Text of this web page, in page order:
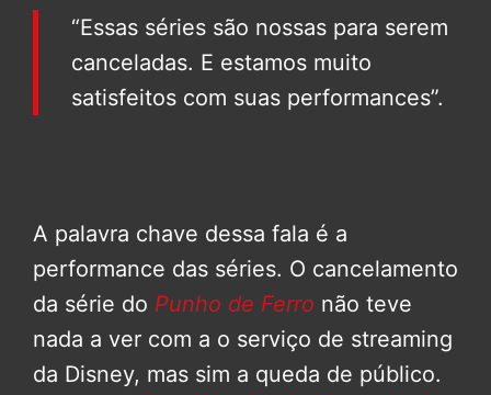
“Essas séries são nossas para serem
canceladas. E estamos muito
satisfeitos com suas performances”.
A palavra chave dessa fala é a
performance das séries. O cancelamento
da série do Punho de Ferro não teve
nada a ver com a o serviço de streaming
da Disney, mas sim a queda de público.